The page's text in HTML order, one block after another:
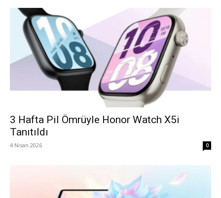
3 Hafta Pil Ömrüyle Honor Watch X5i
Tanıtıldı
4 Nisan 2026 0